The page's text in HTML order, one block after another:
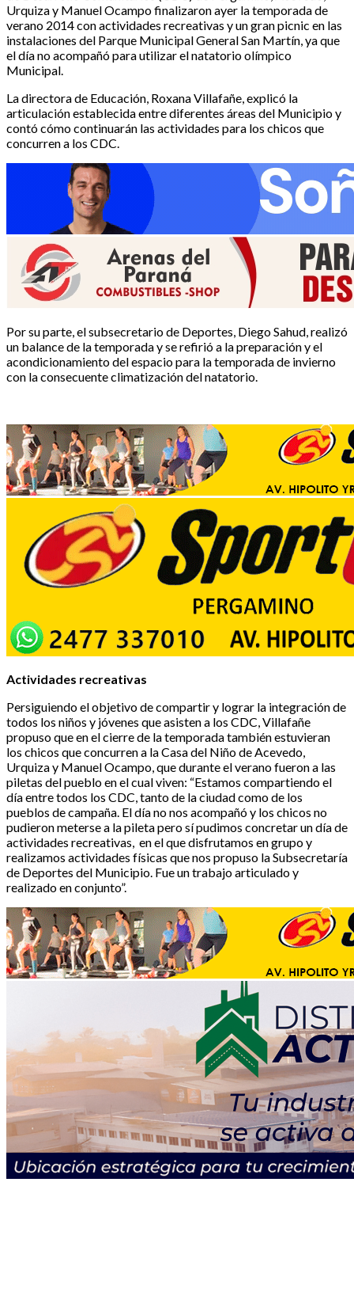
Urquiza y Manuel Ocampo finalizaron ayer la temporada de
verano 2014 con actividades recreativas y un gran picnic en las
instalaciones del Parque Municipal General San Martín, ya que
el día no acompañó para utilizar el natatorio olímpico
Municipal.
La directora de Educación, Roxana Villafañe, explicó la
articulación establecida entre diferentes áreas del Municipio y
contó cómo continuarán las actividades para los chicos que
concurren a los CDC.
Por su parte, el subsecretario de Deportes, Diego Sahud, realizó
un balance de la temporada y se refirió a la preparación y el
acondicionamiento del espacio para la temporada de invierno
con la consecuente climatización del natatorio.
Actividades recreativas
Persiguiendo el objetivo de compartir y lograr la integración de
todos los niños y jóvenes que asisten a los CDC, Villafañe
propuso que en el cierre de la temporada también estuvieran
los chicos que concurren a la Casa del Niño de Acevedo,
Urquiza y Manuel Ocampo, que durante el verano fueron a las
piletas del pueblo en el cual viven: “Estamos compartiendo el
día entre todos los CDC, tanto de la ciudad como de los
pueblos de campaña. El día no nos acompañó y los chicos no
pudieron meterse a la pileta pero sí pudimos concretar un día de
actividades recreativas, en el que disfrutamos en grupo y
realizamos actividades físicas que nos propuso la Subsecretaría
de Deportes del Municipio. Fue un trabajo articulado y
realizado en conjunto”.